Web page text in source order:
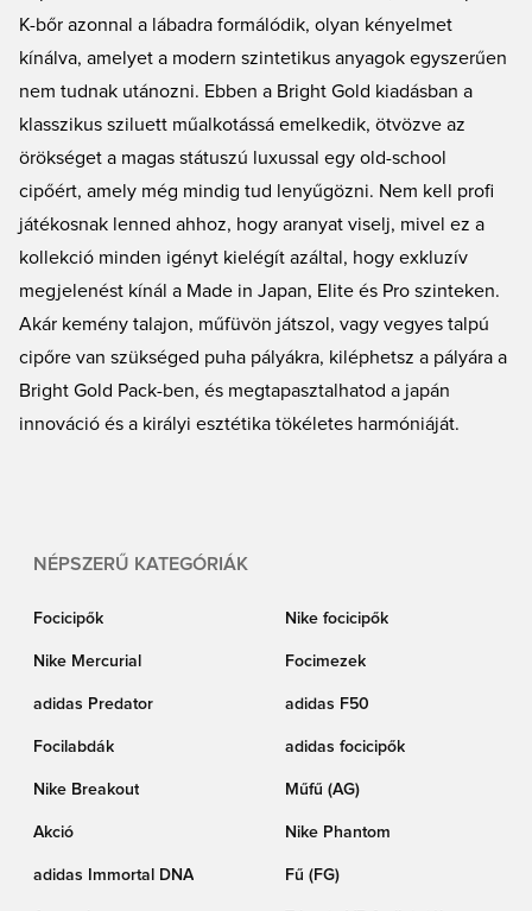
K-bőr azonnal a lábadra formálódik, olyan kényelmet
kínálva, amelyet a modern szintetikus anyagok egyszerűen
nem tudnak utánozni. Ebben a Bright Gold kiadásban a
klasszikus sziluett műalkotássá emelkedik, ötvözve az
örökséget a magas státuszú luxussal egy old-school
cipőért, amely még mindig tud lenyűgözni. Nem kell profi
játékosnak lenned ahhoz, hogy aranyat viselj, mivel ez a
kollekció minden igényt kielégít azáltal, hogy exkluzív
megjelenést kínál a Made in Japan, Elite és Pro szinteken.
Akár kemény talajon, műfüvön játszol, vagy vegyes talpú
cipőre van szükséged puha pályákra, kiléphetsz a pályára a
Bright Gold Pack-ben, és megtapasztalhatod a japán
innováció és a királyi esztétika tökéletes harmóniáját.
NÉPSZERŰ KATEGÓRIÁK
Focicipők Nike focicipők
Nike Mercurial Focimezek
adidas Predator adidas F50
Focilabdák adidas focicipők
Nike Breakout Műfű (AG)
Akció Nike Phantom
adidas Immortal DNA Fű (FG)